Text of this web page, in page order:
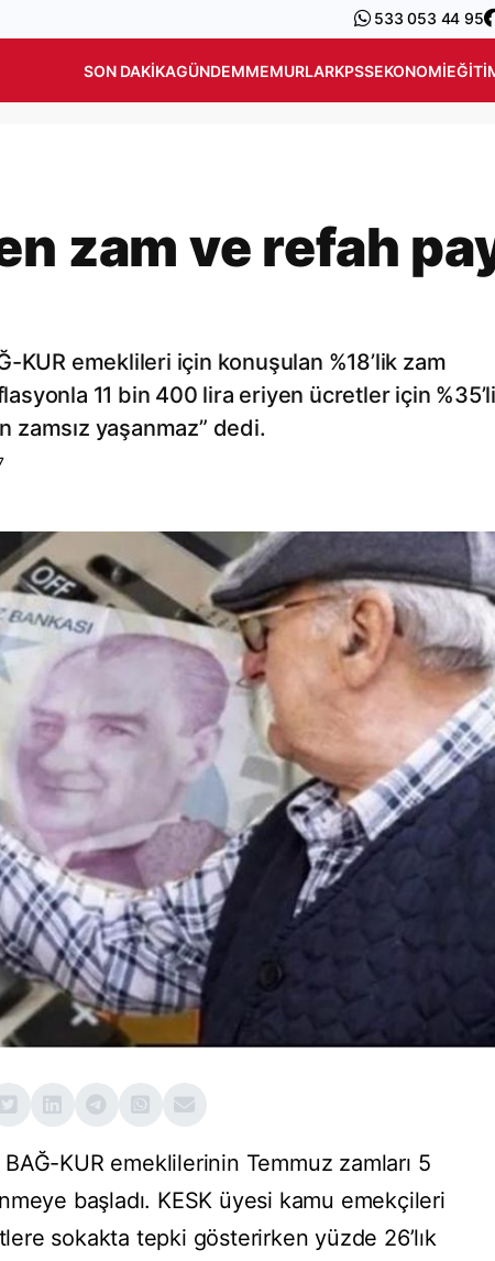
533 053 44 95
SON DAKIKAGÜNDEMMEMURLARKPSSEKONOMI
zam ve refah
KUR emeklileri için konuşulan %18’lik zam
11 bin 400 lira eriyen ücretler için
zamsız yaşanmaz” dedi.
KUR emeklilerinin Temmuz zamları 5
başladı. KESK üyesi kamu emekçileri
sokakta tepki gösterirken yüzde 26’lık